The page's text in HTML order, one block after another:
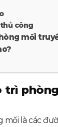
công
mối
trì
là các